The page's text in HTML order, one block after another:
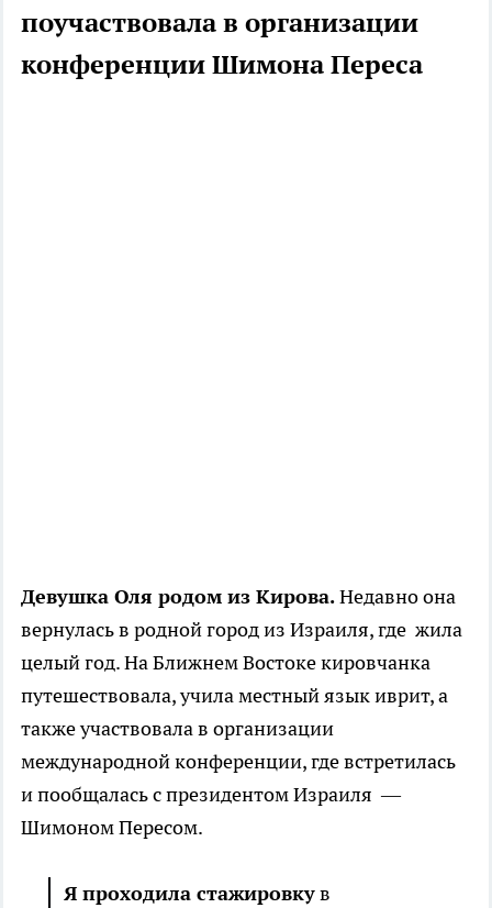
поучаствовала в организации
конференции Шимона Переса
Девушка Оля родом из Кирова.Недавно она
вернулась в родной город из Израиля, где жила
целый год. На Ближнем Востоке кировчанка
путешествовала, учила местный язык иврит, а
также участвовала в организации
международной конференции, где встретилась
и пообщалась с президентом Израиля —
Шимоном Пересом.
Я проходила стажировкув